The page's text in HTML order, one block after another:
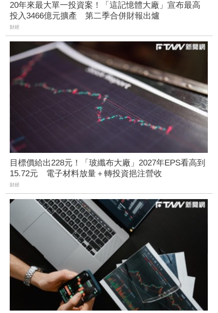
20年來最大單一投資案！「這記憶體大廠」宣布最高
投入3466億元擴產 第二季合併財報出爐
財經
目標價給出228元！「玻纖布大廠」2027年EPS看高到
15.72元 電子材料放量＋轉投資挹注營收
財經